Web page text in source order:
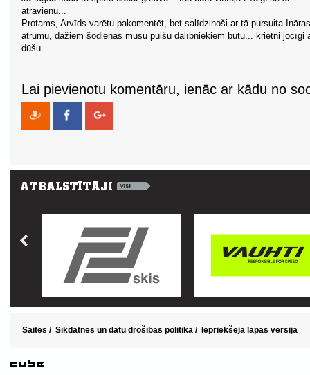
atrāvienu...
Protams, Arvīds varētu pakomentēt, bet salīdzinoši ar tā pursuita Ināras
ātrumu, dažiem šodienas mūsu puišu dalībniekiem būtu... krietni jocīgi
dūšu...
Lai pievienotu komentāru, ienāc ar kādu no
Saites / Sīkdatnes un datu drošības politika / Iepriekšējā lapas versija